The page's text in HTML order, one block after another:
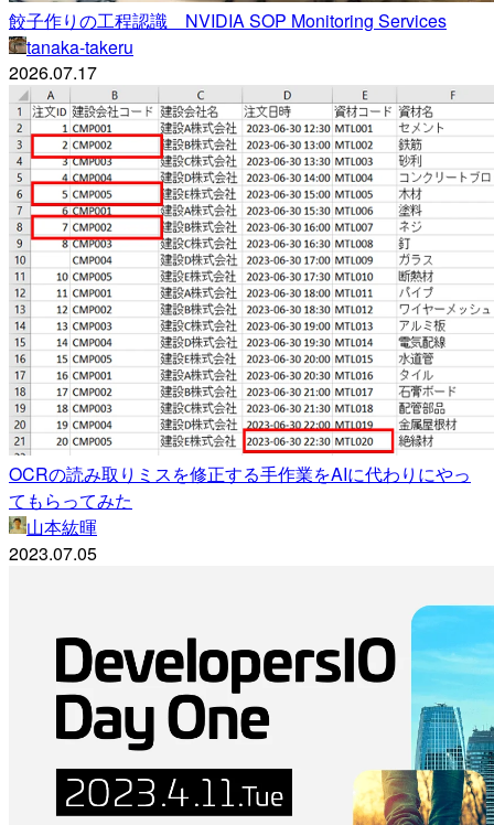
餃子作りの工程認識 NVIDIA SOP Monitoring Services
tanaka-takeru
2026.07.17
OCRの読み取りミスを修正する手作業をAIに代わりにやっ
てもらってみた
山本紘暉
2023.07.05